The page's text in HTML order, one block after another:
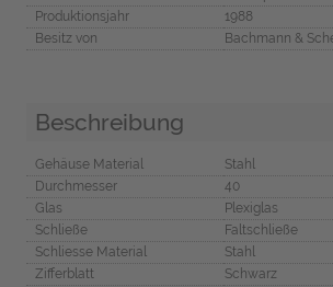
Produktionsjahr
1988
Besitz von
Bachmann &
Beschreibung
Gehäuse Material
Stahl
Durchmesser
40
Glas
Plexiglas
Schließe
Faltschließe
Schliesse Material
Stahl
Zifferblatt
Schwarz